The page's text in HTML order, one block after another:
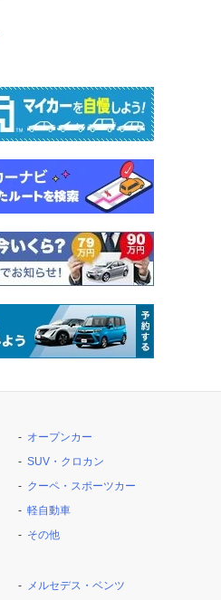
オープンカー
SUV・クロカン
クーペ・スポーツカー
軽自動車
その他
メルセデス・ベンツ